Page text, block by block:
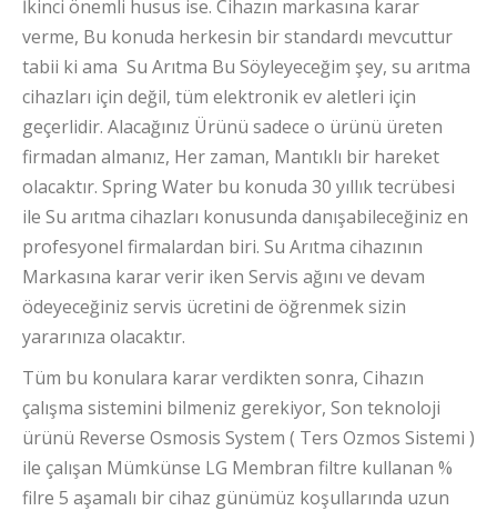
İkinci önemli husus ise. Cihazın markasına karar
verme, Bu konuda herkesin bir standardı mevcuttur
tabii ki ama Su Arıtma Bu Söyleyeceğim şey, su arıtma
cihazları için değil, tüm elektronik ev aletleri için
geçerlidir. Alacağınız Ürünü sadece o ürünü üreten
firmadan almanız, Her zaman, Mantıklı bir hareket
olacaktır. Spring Water bu konuda 30 yıllık tecrübesi
ile Su arıtma cihazları konusunda danışabileceğiniz en
profesyonel firmalardan biri. Su Arıtma cihazının
Markasına karar verir iken Servis ağını ve devam
ödeyeceğiniz servis ücretini de öğrenmek sizin
yararınıza olacaktır.
Tüm bu konulara karar verdikten sonra, Cihazın
çalışma sistemini bilmeniz gerekiyor, Son teknoloji
ürünü Reverse Osmosis System ( Ters Ozmos Sistemi )
ile çalışan Mümkünse LG Membran filtre kullanan %
filre 5 aşamalı bir cihaz günümüz koşullarında uzun